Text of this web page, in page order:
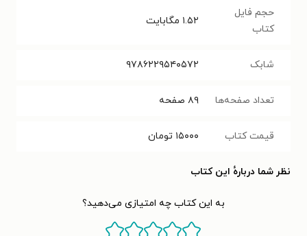
حجم فایل
کتاب
۱.۵۲ مگابایت
شابک ۹۷۸۶۲۲۹۵۴۰۵۷۲
تعداد صفحه‌ها ۸۹ صفحه
قیمت کتاب ۱۵۰۰۰ تومان
نظر شما دربارهٔ این کتاب
به این کتاب چه امتیازی می‌دهید؟